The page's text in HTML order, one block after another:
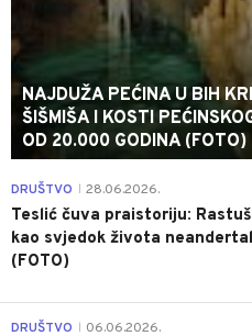
NAJDUŽA PEĆINA U BIH
ŠIŠMIŠA I KOSTI
OD 20.000 GODINA (FOTO)
DRUŠTVO 28.06.2026.
Teslić čuva praistoriju:
kao svjedok života
(FOTO)
DRUŠTVO 06.06.2026.